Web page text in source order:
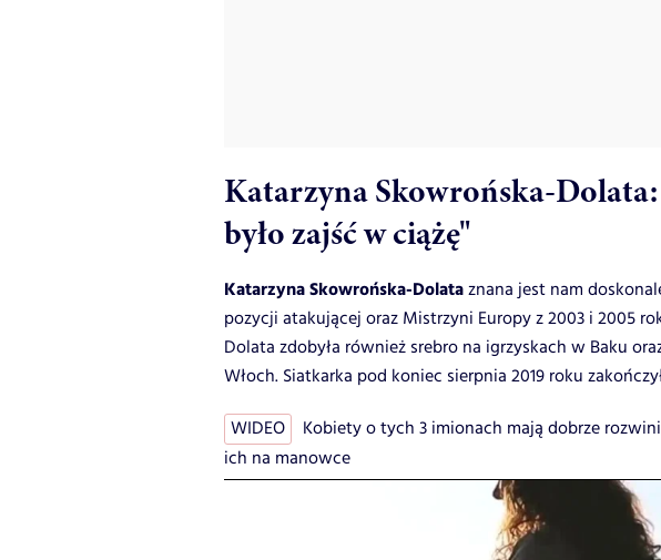
Katarzyna Skowrońska-
było zajść w ciążę"
Katarzyna Skowrońska-Dolataznana jest nam
pozycji atakującej oraz Mistrzyni Europy z 2003 i 2005
Dolata zdobyła również srebro na igrzyskach w Baku
Włoch. Siatkarka pod koniec sierpnia 2019 roku
WIDEO
Kobiety o tych 3 imionach mają dobrze
ich na manowce